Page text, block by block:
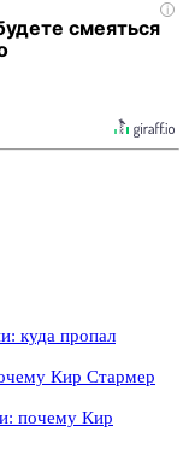
i
смеяться
куда пропал
почему Кир